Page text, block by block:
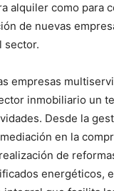
alquiler como para
de nuevas
sector.
empresas
inmobiliario un
Desde la
en la
de
energéticos,